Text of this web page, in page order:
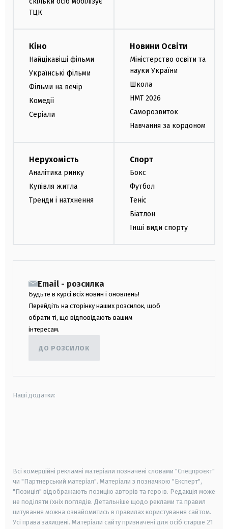
ТЦК
Кіно
Найцікавіші фільми
Українські фільми
Фільми на вечір
Комедії
Серіали
Новини Освіти
Міністерство освіти та
науки України
Школа
НМТ 2026
Саморозвиток
Навчання за кордоном
Нерухомість
Аналітика ринку
Купівля житла
Тренди і натхнення
Спорт
Бокс
Футбол
Теніс
Біатлон
Інші види спорту
Email - розсилка
Будьте в курсі всіх новин і оновлень!
Перейдіть на сторінку наших розсилок, щоб
обрати ті, що відповідають вашим
інтересам.
ДО РОЗСИЛОК
Наші додатки:
Всі комерційні рекламні матеріали позначені словами "Спецпроєкт"
чи "Партнерський матеріал". Матеріали з позначкою "Експерт",
"Позиція" відображають позицію авторів та героїв. Редакція може
не поділяти їхніх поглядів. Детальніше щодо реклами та правил
цитування можна ознайомитись в правилах користування сайтом.
Усі права захищені. Матеріали сайту призначені для осіб старше 21